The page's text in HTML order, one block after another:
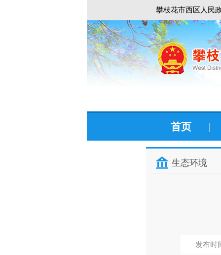
攀枝花市西区人民
首页 |
生态环境
发布时